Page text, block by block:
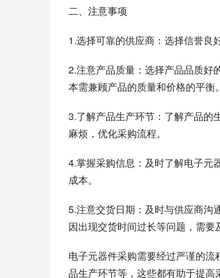
二、注意事项
1.选择可靠的供应商：选择信誉良
2.注意产品质量：选择产品品质好
本需兼顾产品的质量和价格的平衡。
3.了解产品生产环节：了解产品的
麻烦，优化采购流程。
4.掌握采购信息：及时了解电子元
成本。
5.注意交货日期：及时与供应商沟
因出现交货时间过长等问题，需要
电子元器件采购需要经过严谨的
品生产环节等，这些都有助于提高